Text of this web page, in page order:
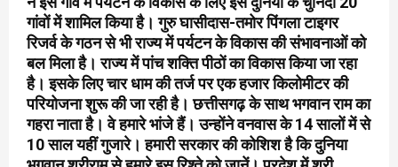
गांवों में शामिल किया है। गुरु घासीदास-तमोर पिंगला टाइगर
रिजर्व के गठन से भी राज्य में पर्यटन के विकास की संभावनाओं को
बल मिला है। राज्य में पांच शक्ति पीठों का विकास किया जा रहा
है। इसके लिए चार धाम की तर्ज पर एक हजार किलोमीटर की
परियोजना शुरू की जा रही है। छत्तीसगढ़ के साथ भगवान राम का
गहरा नाता है। वे हमारे भांजे हैं। उन्होंने वनवास के 14 सालों में से
10 साल यहीं गुजारे। हमारी सरकार की कोशिश है कि दुनिया